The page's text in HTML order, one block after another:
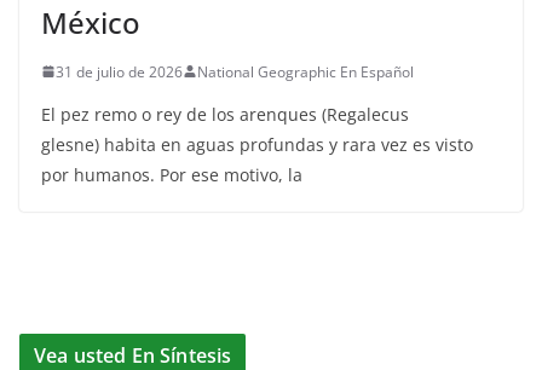
México
31 de julio de 2026 National Geographic En Español
El pez remo o rey de los arenques (Regalecus
glesne) habita en aguas profundas y rara vez es visto
por humanos. Por ese motivo, la
Vea usted En Síntesis